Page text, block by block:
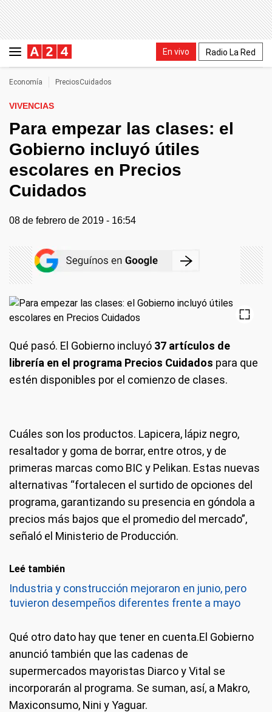
En vivo Radio La Red
Economía PreciosCuidados
VIVENCIAS
Para empezar las clases: el
Gobierno incluyó útiles
escolares en Precios
Cuidados
08 de febrero de 2019 - 16:54
Qué pasó. El Gobierno incluyó 37 artículos de
librería en el programa Precios Cuidados para que
estén disponibles por el comienzo de clases.
Cuáles son los productos. Lapicera, lápiz negro,
resaltador y goma de borrar, entre otros, y de
primeras marcas como BIC y Pelikan. Estas nuevas
alternativas “fortalecen el surtido de opciones del
programa, garantizando su presencia en góndola a
precios más bajos que el promedio del mercado”,
señaló el Ministerio de Producción.
Leé también
Industria y construcción mejoraron en junio, pero
tuvieron desempeños diferentes frente a mayo
Qué otro dato hay que tener en cuenta.El Gobierno
anunció también que las cadenas de
supermercados mayoristas Diarco y Vital se
incorporarán al programa. Se suman, así, a Makro,
Maxiconsumo, Nini y Yaguar.